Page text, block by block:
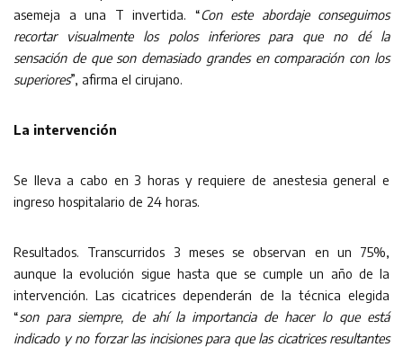
asemeja a una T invertida. “Con este abordaje conseguimos
recortar visualmente los polos inferiores para que no dé la
sensación de que son demasiado grandes en comparación con los
superiores”, afirma el cirujano.
La intervención
Se lleva a cabo en 3 horas y requiere de anestesia general e
ingreso hospitalario de 24 horas.
Resultados. Transcurridos 3 meses se observan en un 75%,
aunque la evolución sigue hasta que se cumple un año de la
intervención. Las cicatrices dependerán de la técnica elegida
“son para siempre, de ahí la importancia de hacer lo que está
indicado y no forzar las incisiones para que las cicatrices resultantes